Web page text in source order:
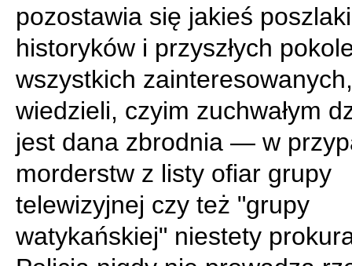
pozostawia się jakieś
historyków i przyszłych
wszystkich
wiedzieli, czyim zuchwałym
jest dana zbrodnia — w
morderstw z listy ofiar grupy
telewizyjnej czy też "grupy
watykańskiej" niestety